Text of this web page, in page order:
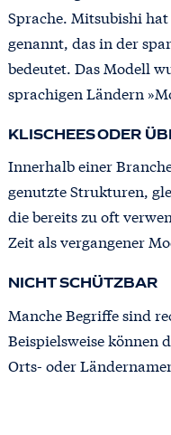
Sprache. Mitsubishi hat
genannt, das in der
bedeutet. Das Modell
sprachigen Ländern
KLISCHEES ODER
Innerhalb einer
genutzte Strukturen,
die bereits zu oft
Zeit als vergangener
NICHT SCHÜTZBAR
Manche Begriffe sind
Beispielsweise können
Orts- oder